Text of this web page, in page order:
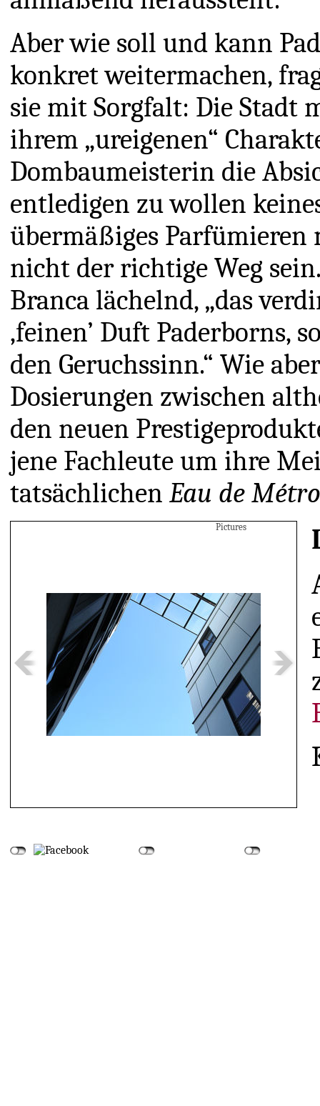
Aber wie soll und kann
konkret weitermachen,
sie mit Sorgfalt: Die Stadt
ihrem „ureigenen“
Dombaumeisterin die
entledigen zu wollen
übermäßiges
nicht der richtige Weg
Branca lächelnd, „das
‚feinen’ Duft Paderborns,
den Geruchssinn.“ Wie
Dosierungen zwischen
den neuen
jene Fachleute um ihre
tatsächlichen Eau de
Pictures